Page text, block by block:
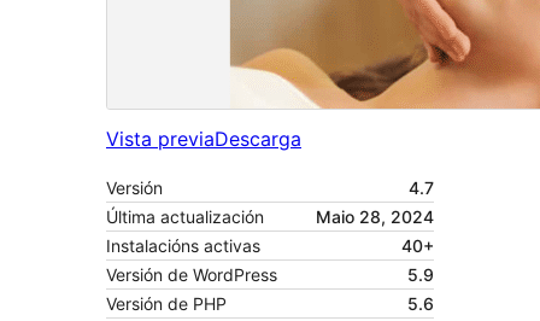
Vista previaDescarga
Versión
4.7
Última actualización
Maio 28, 2024
Instalacións activas
40+
Versión de WordPress
5.9
Versión de PHP
5.6